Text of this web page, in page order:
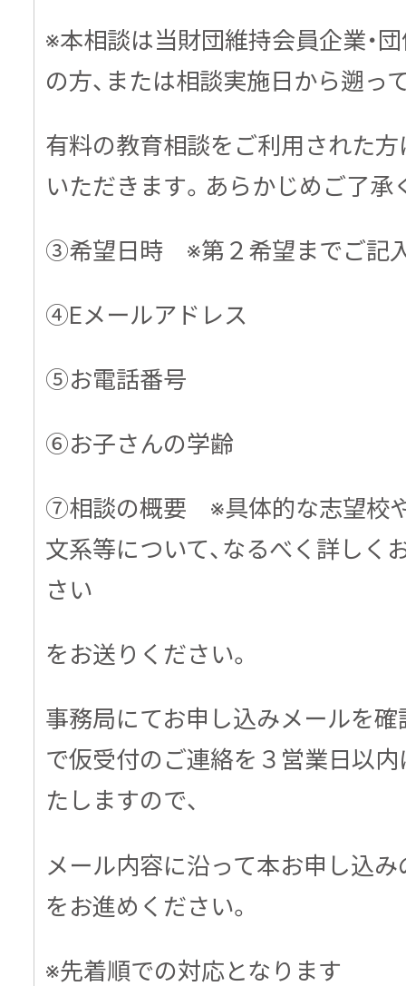
※本相談は当財団維持会員企業・
の方、または相談実施日から遡っ
有料の教育相談をご利用された
いただきます。あらかじめご了承
③希望日時 ※第２希望までご記
④Eメールアドレス
⑤お電話番号
⑥お子さんの学齢
⑦相談の概要 ※具体的な志望校や
文系等について、なるべく詳しく
さい
をお送りください。
事務局にてお申し込みメールを
で仮受付のご連絡を３営業日以
たしますので、
メール内容に沿って本お申し込
をお進めください。
※先着順での対応となります